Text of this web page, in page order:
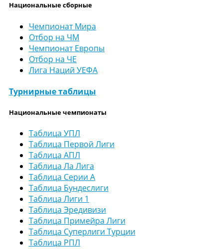
Национальные сборные
Чемпионат Мира
Отбор на ЧМ
Чемпионат Европы
Отбор на ЧЕ
Лига Наций УЕФА
Турнирные таблицы
Национальные чемпионаты
Таблица УПЛ
Таблица Первой Лиги
Таблица АПЛ
Таблица Ла Лига
Таблица Серии А
Таблица Бундеслиги
Таблица Лиги 1
Таблица Эредивизи
Таблица Примейра Лиги
Таблица Суперлиги Турции
Таблица РПЛ